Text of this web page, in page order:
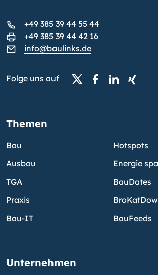
+49 385 39 44 55 44
+49 385 39 44 42 16
info@baulinks.de
Folge uns auf
Themen
Bau
Ausbau
TGA
Praxis
Bau-IT
Hotspots
Energie
BauDates
BauFeeds
Unternehmen